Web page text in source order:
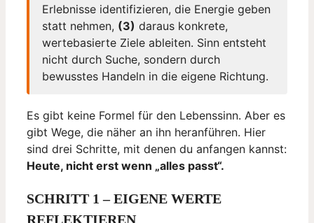
Erlebnisse identifizieren, die Energie geben
statt nehmen, (3) daraus konkrete,
wertebasierte Ziele ableiten. Sinn entsteht
nicht durch Suche, sondern durch
bewusstes Handeln in die eigene Richtung.
Es gibt keine Formel für den Lebenssinn. Aber es
gibt Wege, die näher an ihn heranführen. Hier
sind drei Schritte, mit denen du anfangen kannst:
Heute, nicht erst wenn „alles passt“.
SCHRITT 1 – EIGENE WERTE
REFLEKTIEREN